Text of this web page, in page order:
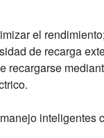
el
de recarga
inteligentes